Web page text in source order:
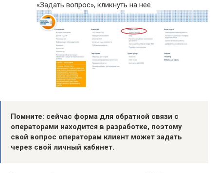
«Задать вопрос», кликнуть на нее.
Помните: сейчас форма для обратной связи с
операторами находится в разработке, поэтому
свой вопрос операторам клиент может задать
через свой личный кабинет.